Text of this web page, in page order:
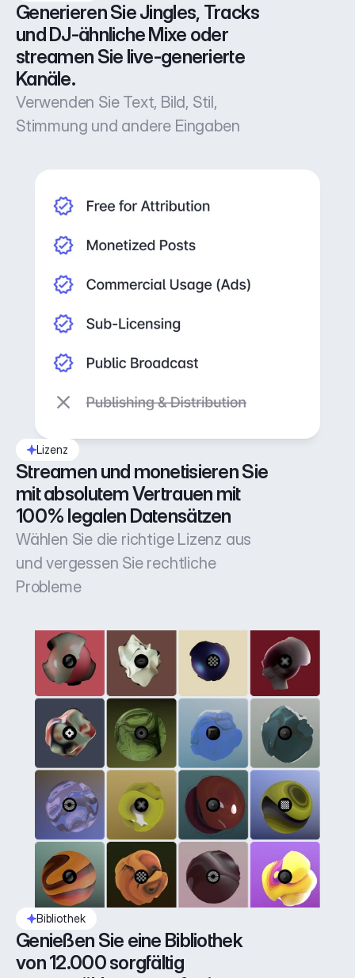
Generieren Sie Jingles, Tracks
und DJ-ähnliche Mixe oder
streamen Sie live-generierte
Kanäle.
Verwenden Sie Text, Bild, Stil,
Stimmung und andere Eingaben
Lizenz
Streamen und monetisieren Sie
mit absolutem Vertrauen mit
100% legalen Datensätzen
Wählen Sie die richtige Lizenz aus
und vergessen Sie rechtliche
Probleme
Bibliothek
Genießen Sie eine Bibliothek
von 12.000 sorgfältig